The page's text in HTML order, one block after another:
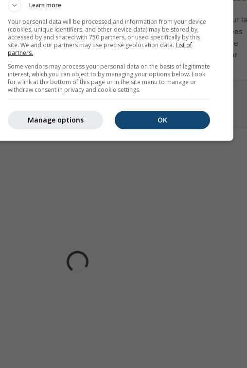
Modéré
7.63°E. Cette animation montre leradar des précipitations
pour la
qu'une2h prévision. Les croix orange indiquent la foudre. Données
aux États-Unis, en Europe et en Australie). Une bruine ou une
invisible pour le radar.
est codée par
rouge.
à 46.09°N 7.63°E
Learn more
Your personal data will be processed and information from your device
(cookies, unique identifiers, and other device data) may be stored by,
accessed by and shared with 750 partners, or used specifically by this
site. We and our partners may use precise geolocation data. List of
partners.
Some vendors may process your personal data on the basis of legitimate
interest, which you can object to by managing your options below. Look
for a link at the bottom of this page or in the site menu to manage or
withdraw consent in privacy and cookie settings.
OK
Manage options